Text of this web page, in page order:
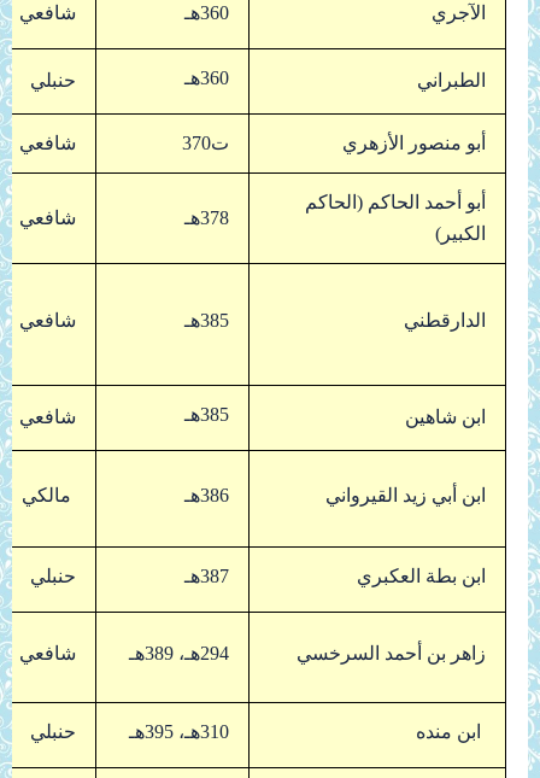
الآجري 360هـ شافعي
الطبراني 360هـ حنبلي
أبو منصور الأزهري ت370 شافعي
أبو أحمد الحاكم (الحاكم
الكبير)
378هـ شافعي
الدارقطني 385هـ شافعي
ابن شاهين 385هـ شافعي
ابن أبي زيد القيرواني 386هـ مالكي
ابن بطة العكبري 387هـ حنبلي
زاهر بن أحمد السرخسي 294هـ، 389هـ شافعي
ابن منده 310هـ، 395هـ حنبلي